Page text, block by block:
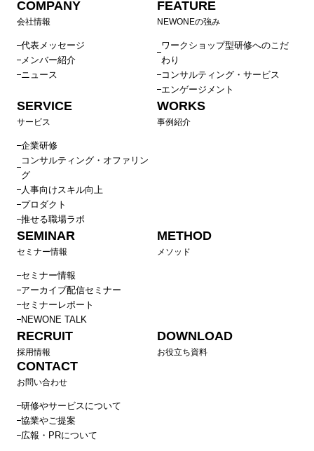
COMPANY
会社情報
代表メッセージ
メンバー紹介
ニュース
FEATURE
NEWONEの強み
ワークショップ型研修へのこだ
わり
コンサルティング・サービス
エンゲージメント
SERVICE
サービス
企業研修
コンサルティング・オファリン
グ
人事向けスキル向上
プロダクト
推せる職場ラボ
WORKS
事例紹介
SEMINAR
セミナー情報
セミナー情報
アーカイブ配信セミナー
セミナーレポート
NEWONE TALK
METHOD
メソッド
RECRUIT
採用情報
DOWNLOAD
お役立ち資料
CONTACT
お問い合わせ
研修やサービスについて
協業やご提案
広報・PRについて